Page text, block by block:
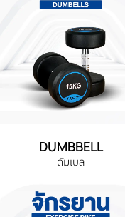
DUMBBELL
ดัมเบล